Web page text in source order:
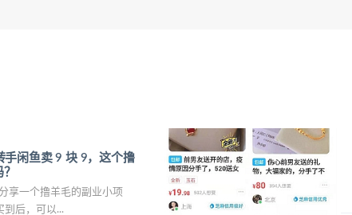
手闲鱼卖 9 块 9，这个撸
享一个撸羊毛的副业小项
到后，可以...